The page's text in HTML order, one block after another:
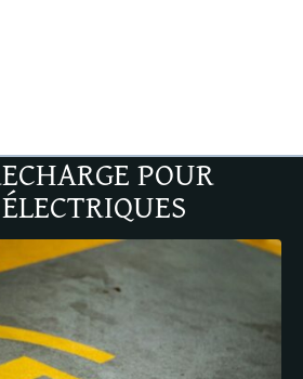
POUR